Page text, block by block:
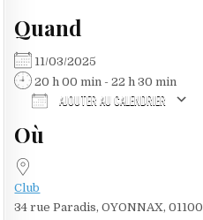
Quand
11/03/2025
20 h 00 min - 22 h 30 min
AJOUTER AU CALENDRIER
Où
Club
34 rue Paradis, OYONNAX, 01100